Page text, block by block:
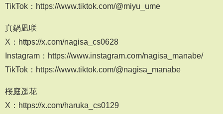
TikTok：https://www.tiktok.com/@miyu_ume
真鍋凪咲
X：https://x.com/nagisa_cs0628
Instagram：https://www.instagram.com/nagisa_manabe/
TikTok：https://www.tiktok.com/@nagisa_manabe
桜庭遥花
X：https://x.com/haruka_cs0129